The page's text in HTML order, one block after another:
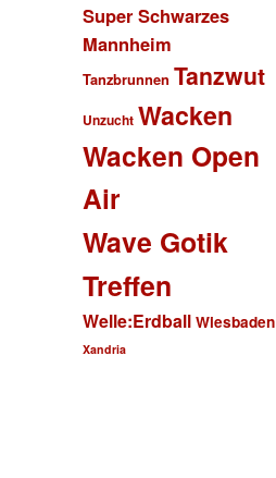
Super Schwarzes
Mannheim
Tanzbrunnen Tanzwut
Unzucht Wacken
Wacken Open
Air
Wave Gotik
Treffen
Welle:Erdball Wiesbaden
Xandria